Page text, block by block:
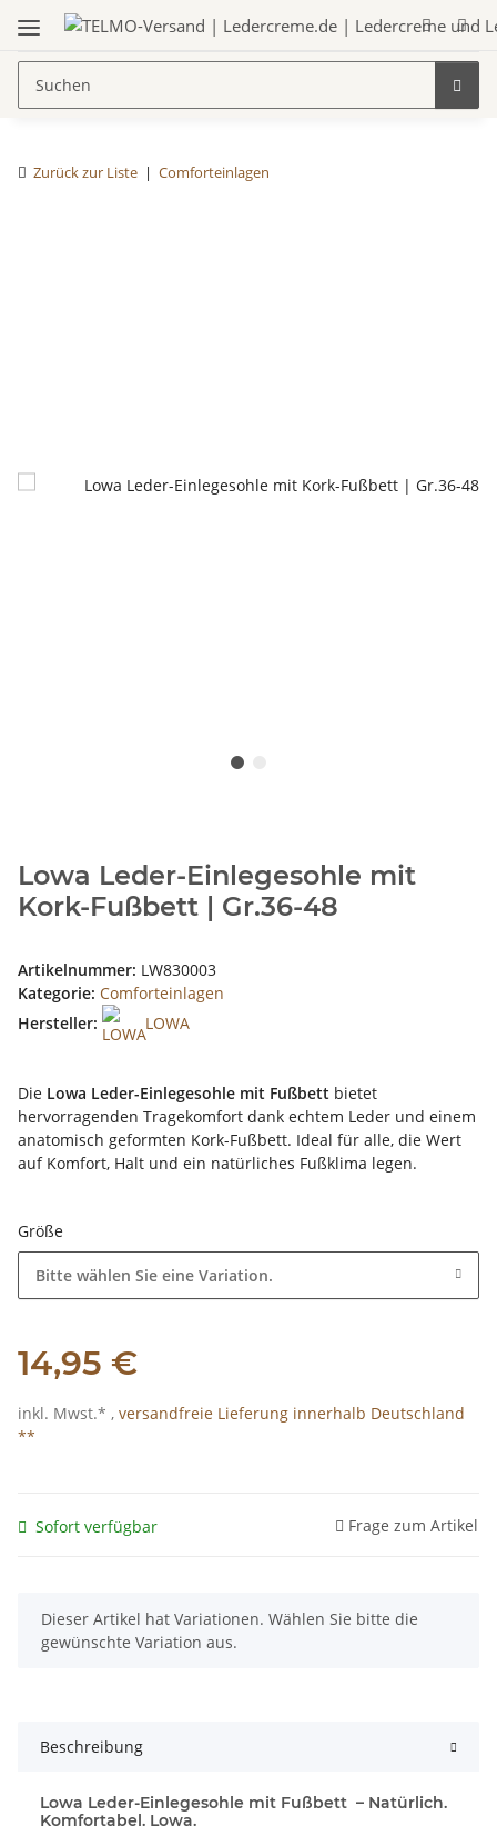
Zurück zur Liste Comforteinlagen
Lowa Leder-Einlegesohle mit
Kork-Fußbett | Gr.36-48
Artikelnummer: LW830003
Kategorie: Comforteinlagen
Hersteller:
LOWA
Die Lowa Leder-Einlegesohle mit Fußbett bietet
hervorragenden Tragekomfort dank echtem Leder und einem
anatomisch geformten Kork-Fußbett. Ideal für alle, die Wert
auf Komfort, Halt und ein natürliches Fußklima legen.
Größe
Bitte wählen Sie eine Variation.
14,95 €
inkl. Mwst.* , versandfreie Lieferung innerhalb Deutschland
**
Sofort verfügbar Frage zum Artikel
x
Dieser Artikel hat Variationen. Wählen Sie bitte die
gewünschte Variation aus.
Beschreibung
Lowa Leder-Einlegesohle mit Fußbett – Natürlich.
Komfortabel. Lowa.